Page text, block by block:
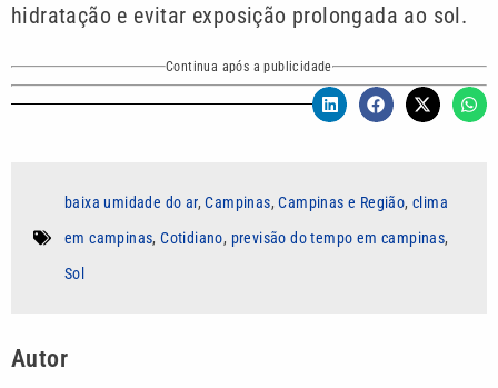
hidratação e evitar exposição prolongada ao sol.
Continua após a publicidade
baixa umidade do ar,Campinas,Campinas e Região,clima
em campinas,Cotidiano, previsão do tempo em campinas,
Sol
Autor